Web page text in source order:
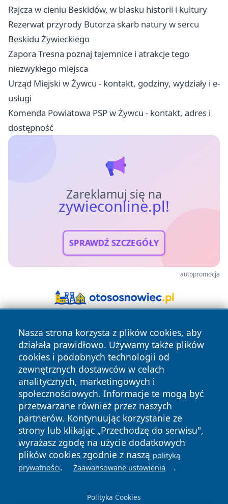
Rajcza w cieniu Beskidów, w blasku historii i kultury
Rezerwat przyrody Butorza skarb natury w sercu
Beskidu Żywieckiego
Zapora Tresna poznaj tajemnice i atrakcje tego
niezwykłego miejsca
Urząd Miejski w Żywcu - kontakt, godziny, wydziały i e-
usługi
Komenda Powiatowa PSP w Żywcu - kontakt, adres i
dostępność
Zareklamuj się na
zywieconline.pl!
SPRAWDŹ SZCZEGÓŁY
autopromocja
Nasza strona korzysta z plików cookies, aby
działała prawidłowo. Używamy także plików
cookies i podobnych technologii od
zewnętrznych dostawców w celach
analitycznych, marketingowych i
społecznościowych. Informacje te mogą być
przetwarzane również przez naszych
partnerów. Kontynuując korzystanie ze
strony lub klikając „Przechodzę do serwisu",
wyrażasz zgodę na użycie dodatkowych
plików cookies zgodnie z naszą polityką
prywatności. Zaawansowane ustawienia .
Polityka Cookies
Copyright © 2026 zywieconline.pl Wszystkie prawa
zastrzeżone.
News Autorzy
Polityka
Prywatności
Polityka
Cookies